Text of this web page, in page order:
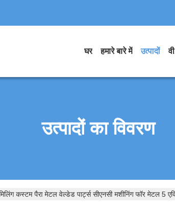
घर हमारे बारे में उत्पादों
उत्पादों का विवरण
कस्टम पैरा मेटल वेल्डेड पार्ट्स सीएनसी मशीनिंग फॉर मेटल 5